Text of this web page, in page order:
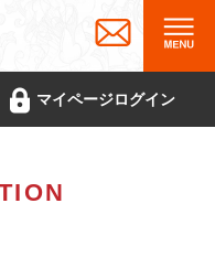
マイページログイン